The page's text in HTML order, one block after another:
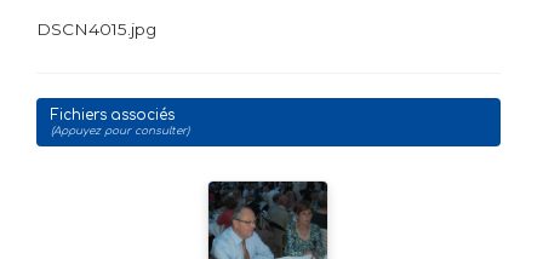
DSCN4015.jpg
Fichiers associés
(Appuyez pour consulter)